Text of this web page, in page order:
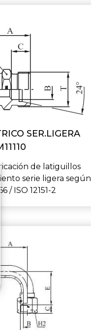
SER.LIGERA
de latiguillos
serie ligera según
/ ISO 12151-2